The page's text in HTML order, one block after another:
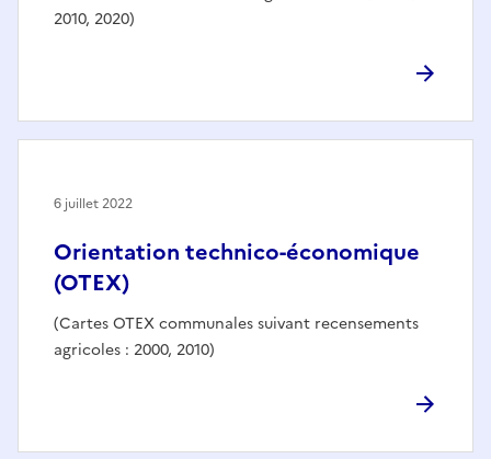
2010, 2020)
Orientation technico-économique
(OTEX)
(Cartes OTEX communales suivant recensements
agricoles : 2000, 2010)
6 juillet 2022